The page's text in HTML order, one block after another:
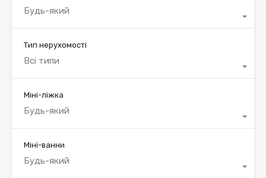
Будь-який
Тип нерухомості
Всі типи
Міні-ліжка
Будь-який
Міні-ванни
Будь-який